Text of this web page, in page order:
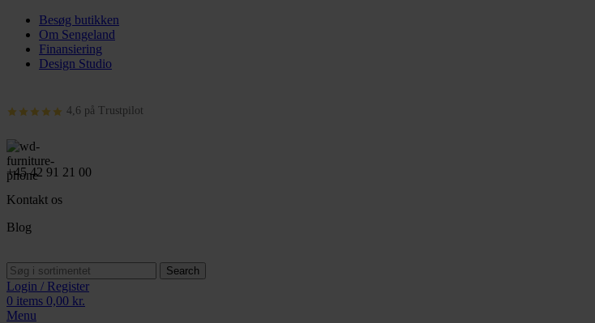
Besøg butikken
Om Sengeland
Finansiering
Design Studio
4,6 på Trustpilot
+45 42 91 21 00
Kontakt os
Blog
Search
Login / Register
0 items 0,00 kr.
Menu